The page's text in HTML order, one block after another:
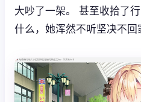
大吵了一架。 甚至收拾了
什么，她浑然不听坚决不回